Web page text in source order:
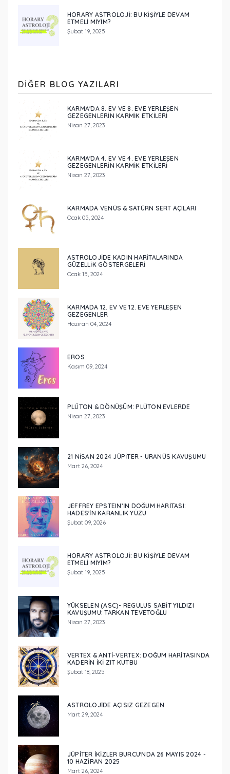
HORARY ASTROLOJI: BU KIŞIYLE DEVAM
ETMELI MIYIM?
Şubat 19, 2025
DIĞER BLOG YAZILARI
KARMA'DA 8. EV VE 8. EVE YERLEŞEN
GEZEGENLERİN KARMİK ETKİLERİ
Nisan 27, 2023
KARMA'DA 4. EV VE 4. EVE YERLEŞEN
GEZEGENLERİN KARMİK ETKİLERİ
Nisan 27, 2023
KARMADA VENÜS & SATÜRN SERT AÇILARI
Ocak 05, 2024
ASTROLOJIDE KADIN HARITALARINDA
GÜZELLIK GÖSTERGELERI
Ocak 15, 2024
KARMADA 12. EV VE 12. EVE YERLEŞEN
GEZEGENLER
Haziran 04, 2024
EROS
Kasım 09, 2024
PLÜTON & DÖNÜŞÜM: PLÜTON EVLERDE
Nisan 27, 2023
21 NISAN 2024 JÜPITER - URANÜS KAVUŞUMU
Mart 26, 2024
JEFFREY EPSTEIN’IN DOĞUM HARITASI:
HADES'IN KARANLIK YÜZÜ
Şubat 09, 2026
HORARY ASTROLOJI: BU KIŞIYLE DEVAM
ETMELI MIYIM?
Şubat 19, 2025
YÜKSELEN (ASC)- REGULUS SABİT YILDIZI
KAVUŞUMU: TARKAN TEVETOĞLU
Nisan 27, 2023
VERTEX & ANTI-VERTEX: DOĞUM HARITASINDA
KADERIN İKI ZIT KUTBU
Şubat 18, 2025
ASTROLOJIDE AÇISIZ GEZEGEN
Mart 29, 2024
JÜPITER İKIZLER BURCU'NDA 26 MAYIS 2024 -
10 HAZIRAN 2025
Mart 26, 2024